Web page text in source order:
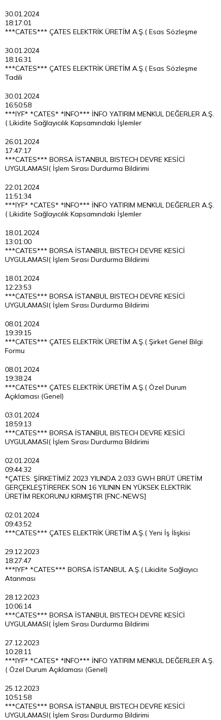
30.01.2024
18:17:01
***CATES*** ÇATES ELEKTRİK ÜRETİM A.Ş.( Esas Sözleşme
30.01.2024
18:16:31
***CATES*** ÇATES ELEKTRİK ÜRETİM A.Ş.( Esas Sözleşme
Tadili
30.01.2024
16:50:58
***IYF* *CATES* *INFO*** İNFO YATIRIM MENKUL DEĞERLER A.Ş.
( Likidite Sağlayıcılık Kapsamındaki İşlemler
26.01.2024
17:47:17
***CATES*** BORSA İSTANBUL BISTECH DEVRE KESİCİ
UYGULAMASI( İşlem Sırası Durdurma Bildirimi
22.01.2024
11:51:34
***IYF* *CATES* *INFO*** İNFO YATIRIM MENKUL DEĞERLER A.Ş.
( Likidite Sağlayıcılık Kapsamındaki İşlemler
18.01.2024
13:01:00
***CATES*** BORSA İSTANBUL BISTECH DEVRE KESİCİ
UYGULAMASI( İşlem Sırası Durdurma Bildirimi
18.01.2024
12:23:53
***CATES*** BORSA İSTANBUL BISTECH DEVRE KESİCİ
UYGULAMASI( İşlem Sırası Durdurma Bildirimi
08.01.2024
19:39:15
***CATES*** ÇATES ELEKTRİK ÜRETİM A.Ş.( Şirket Genel Bilgi
Formu
08.01.2024
19:38:24
***CATES*** ÇATES ELEKTRİK ÜRETİM A.Ş.( Özel Durum
Açıklaması (Genel)
03.01.2024
18:59:13
***CATES*** BORSA İSTANBUL BISTECH DEVRE KESİCİ
UYGULAMASI( İşlem Sırası Durdurma Bildirimi
02.01.2024
09:44:32
*ÇATES: ŞİRKETİMİZ 2023 YILINDA 2.033 GWH BRÜT ÜRETİM
GERÇEKLEŞTİREREK SON 16 YILININ EN YÜKSEK ELEKTRİK
ÜRETİM REKORUNU KIRMIŞTIR [FNC-NEWS]
02.01.2024
09:43:52
***CATES*** ÇATES ELEKTRİK ÜRETİM A.Ş.( Yeni İş İlişkisi
29.12.2023
18:27:47
***IYF* *CATES*** BORSA İSTANBUL A.Ş.( Likidite Sağlayıcı
Atanması
28.12.2023
10:06:14
***CATES*** BORSA İSTANBUL BISTECH DEVRE KESİCİ
UYGULAMASI( İşlem Sırası Durdurma Bildirimi
27.12.2023
10:28:11
***IYF* *CATES* *INFO*** İNFO YATIRIM MENKUL DEĞERLER A.Ş.
( Özel Durum Açıklaması (Genel)
25.12.2023
10:51:58
***CATES*** BORSA İSTANBUL BISTECH DEVRE KESİCİ
UYGULAMASI( İşlem Sırası Durdurma Bildirimi